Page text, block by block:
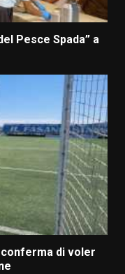
Pesce Spada” a
conferma di voler